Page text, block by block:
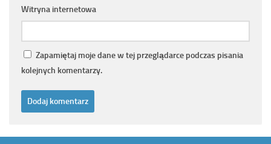
Witryna internetowa
Zapamiętaj moje dane w tej przeglądarce podczas pisania
kolejnych komentarzy.